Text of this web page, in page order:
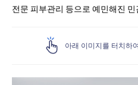
전문 피부관리 등으로 예민해진
아래 이미지를 터치하